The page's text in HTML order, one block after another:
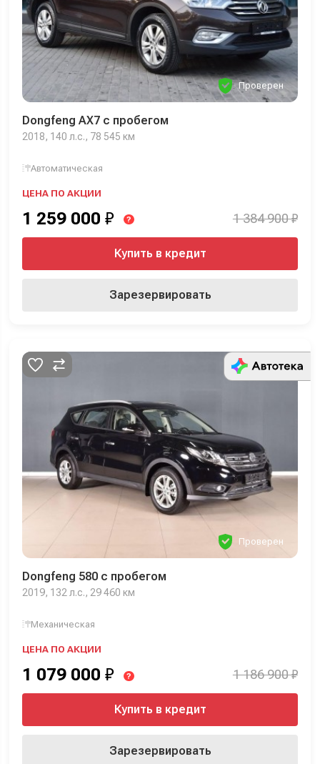
Проверен
Dongfeng AX7 с пробегом
2018, 140 л.с., 78 545 км
Автоматическая
ЦЕНА ПО АКЦИИ
1 259 000 ₽ ? 1 384 900 ₽
Купить в кредит
Зарезервировать
Проверен
Dongfeng 580 с пробегом
2019, 132 л.с., 29 460 км
Механическая
ЦЕНА ПО АКЦИИ
1 079 000 ₽ ? 1 186 900 ₽
Купить в кредит
Зарезервировать